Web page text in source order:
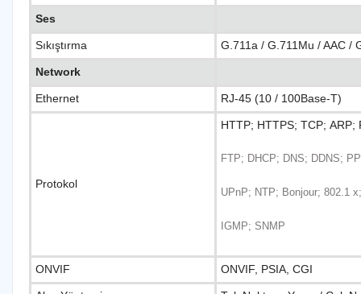
Ses
Sıkıştırma G.711a / G.711Mu / AAC /
Network
Ethernet RJ-45 (10 / 100Base-T)
Protokol
HTTP; HTTPS; TCP; ARP;
FTP; DHCP; DNS; DDNS;
UPnP; NTP; Bonjour; 802.1
IGMP; SNMP
ONVIF ONVIF, PSIA, CGI